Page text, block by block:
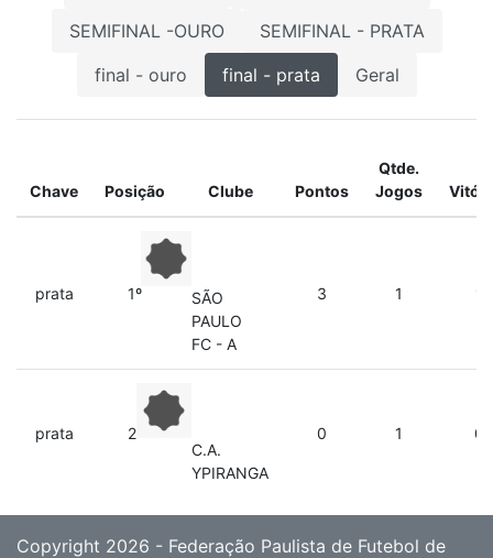
SEMIFINAL -OURO
SEMIFINAL - PRATA
final - ouro
final - prata Geral
Chave Posição Clube Pontos
Qtde.
Jogos
prata 1º
SÃO
PAULO
FC - A
3 1 1
prata
2º
C.A.
YPIRANGA
0 1 0
Copyright 2026 - Federação Paulista de Futebol de